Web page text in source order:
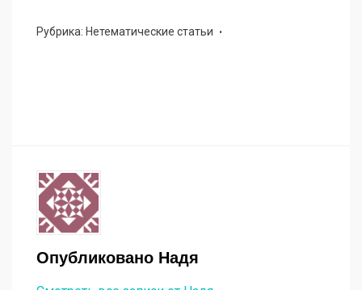
Рубрика: Нетематические статьи
Опубликовано Надя